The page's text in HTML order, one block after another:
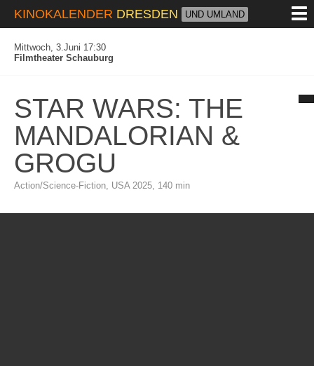
KINOKALENDER DRESDEN UND UMLAND
Mittwoch, 3.Juni 17:30
Filmtheater Schauburg
STAR WARS: THE
MANDALORIAN &
GROGU
Action/Science-Fiction, USA 2025, 140 min